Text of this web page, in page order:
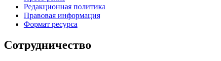
Редакционная политика
Правовая информация
Формат ресурса
Сотрудничество